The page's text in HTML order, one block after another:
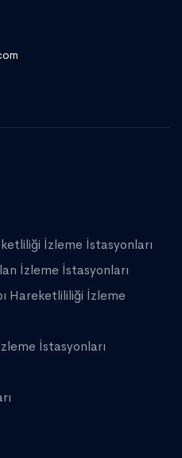
İzleme İstasyonları
İzleme İstasyonları
Hareketlililiği İzleme
İstasyonları